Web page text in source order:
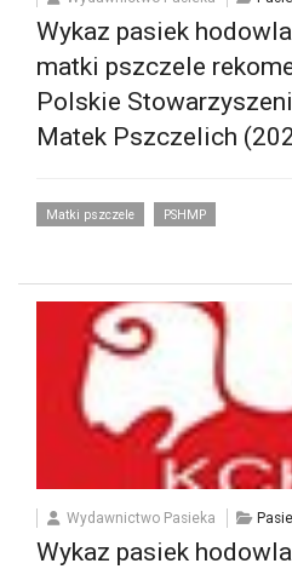
Wykaz pasiek
matki pszczele
Polskie
Matek Pszczelich
Matki pszczele PSHMP
Wydawnictwo Pasieka
Wykaz pasiek